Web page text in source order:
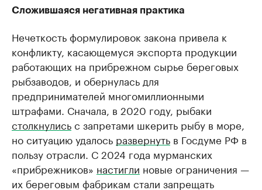
Сложившаяся негативная практика
Нечеткость формулировок закона привела к
конфликту, касающемуся экспорта продукции
работающих на прибрежном сырье береговых
рыбзаводов, и обернулась для
предпринимателей многомиллионными
штрафами. Сначала, в 2020 году, рыбаки
столкнулисьс запретами шкерить рыбу в море,
но ситуацию удалось развернуть в Госдуме РФ в
пользу отрасли. С 2024 года мурманских
«прибрежников» настигли новые ограничения —
их береговым фабрикам стали запрещать